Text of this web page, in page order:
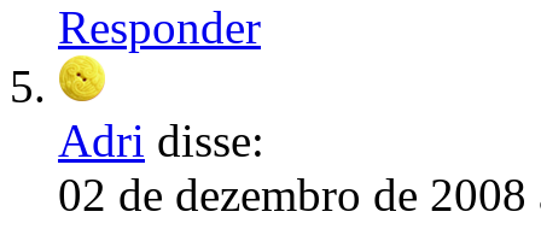
Responder
Adri disse:
02 de dezembro de 2008